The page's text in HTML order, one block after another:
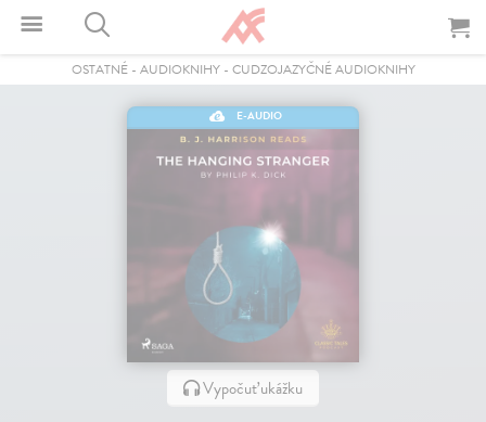
OSTATNÉ- AUDIOKNIHY- CUDZOJAZYČNÉ AUDIOKNIHY
E-AUDIO
Vypočuť ukážku